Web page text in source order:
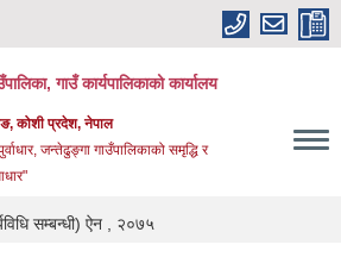
गाउँ कार्यपालिकाको कार्यालय
कोशी प्रदेश, नेपाल
जन्तेढुङ्गा गाउँपालिकाको समृद्धि र
सम्बन्धी) ऐन , २०७५